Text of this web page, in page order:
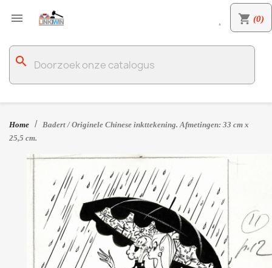
 shopping_cart (0)

search
Home
Badert / Originele Chinese inkttekening. Afmetingen: 33 cm x
25,5 cm.